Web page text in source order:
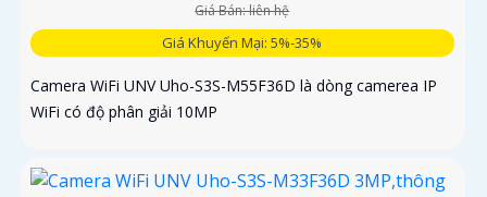
Giá Bán: liên hệ
Giá Khuyến Mại: 5%-35%
Camera WiFi UNV Uho-S3S-M55F36D là dòng camerea IP
WiFi có độ phân giải 10MP